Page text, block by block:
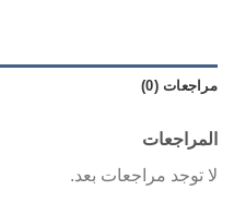
مراجعات (0)
المراجعات
لا توجد مراجعات بعد.